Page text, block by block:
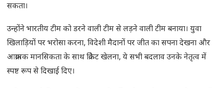
सकता।
उन्होंने भारतीय टीम को डरने वाली टीम से लड़ने वाली टीम बनाया। युवा
खिलाड़ियों पर भरोसा करना, विदेशी मैदानों पर जीत का सपना देखना और
आक्रामक मानसिकता के साथ क्रिकेट खेलना, ये सभी बदलाव उनके नेतृत्व में
स्पष्ट रूप से दिखाई दिए।